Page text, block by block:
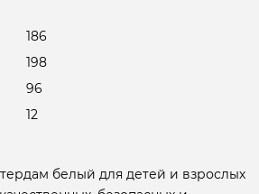
186
198
96
12
белый для детей и взрослых